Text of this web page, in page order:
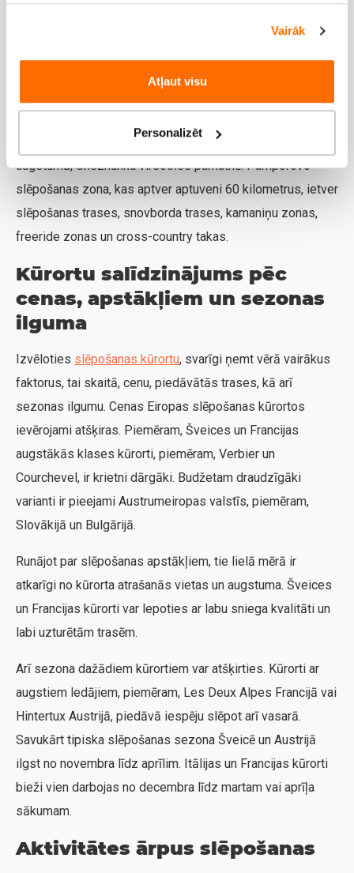
Vairāk
Atļaut visu
Personalizēt
kursē autobusi. Piedāvātās nogāzes ir dažādas grūtības
galamērķis iesācējiem. Pamporovo atrodas 1 650 m
augstumā, Snezhanka virsotnes pamatnē. Pamporovo
slēpošanas zona, kas aptver aptuveni 60 kilometrus, ietver
slēpošanas trases, snovborda trases, kamaniņu zonas,
freeride zonas un cross-country takas.
Kūrortu salīdzinājums pēc
cenas, apstākļiem un sezonas
ilguma
Izvēloties slēpošanas kūrortu, svarīgi ņemt vērā vairākus
faktorus, tai skaitā, cenu, piedāvātās trases, kā arī
sezonas ilgumu. Cenas Eiropas slēpošanas kūrortos
ievērojami atšķiras. Piemēram, Šveices un Francijas
augstākās klases kūrorti, piemēram, Verbier un
Courchevel, ir krietni dārgāki. Budžetam draudzīgāki
varianti ir pieejami Austrumeiropas valstīs, piemēram,
Slovākijā un Bulgārijā.
Runājot par slēpošanas apstākļiem, tie lielā mērā ir
atkarīgi no kūrorta atrašanās vietas un augstuma. Šveices
un Francijas kūrorti var lepoties ar labu sniega kvalitāti un
labi uzturētām trasēm.
Arī sezona dažādiem kūrortiem var atšķirties. Kūrorti ar
augstiem ledājiem, piemēram, Les Deux Alpes Francijā vai
Hintertux Austrijā, piedāvā iespēju slēpot arī vasarā.
Savukārt tipiska slēpošanas sezona Šveicē un Austrijā
ilgst no novembra līdz aprīlim. Itālijas un Francijas kūrorti
bieži vien darbojas no decembra līdz martam vai aprīļa
sākumam.
Aktivitātes ārpus slēpošanas